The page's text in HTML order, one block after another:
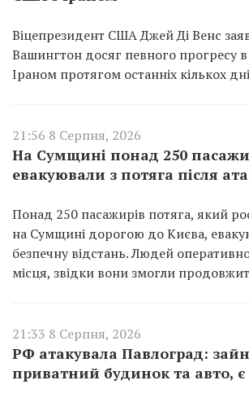
Віцепрезидент США Джей Ді Венс
Вашингтон досяг певного прогресу
Іраном протягом останніх кількох
21:56 8 Серпня, 2026
На Сумщині понад 250
евакуювали з потяга після
Понад 250 пасажирів потяга, який
на Сумщині дорогою до Києва,
безпечну відстань. Людей
місця, звідки вони змогли
21:33 8 Серпня, 2026
РФ атакувала Павлоград:
приватний будинок та авто, є